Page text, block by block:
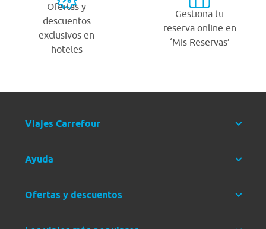
Ofertas y
descuentos
exclusivos en
hoteles
Gestiona tu
reserva online en
‘Mis Reservas’
Viajes Carrefour
Ayuda
Ofertas y descuentos